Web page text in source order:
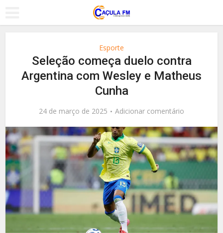
Esporte
Seleção começa duelo contra
Argentina com Wesley e Matheus
Cunha
24 de março de 2025 Adicionar comentário